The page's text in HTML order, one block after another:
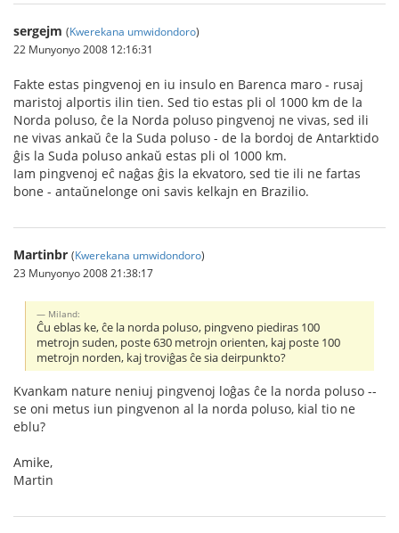
sergejm (Kwerekana umwidondoro)
22 Munyonyo 2008 12:16:31
Fakte estas pingvenoj en iu insulo en Barenca maro - rusaj
maristoj alportis ilin tien. Sed tio estas pli ol 1000 km de la
Norda poluso, ĉe la Norda poluso pingvenoj ne vivas, sed ili
ne vivas ankaŭ ĉe la Suda poluso - de la bordoj de Antarktido
ĝis la Suda poluso ankaŭ estas pli ol 1000 km.
Iam pingvenoj eĉ naĝas ĝis la ekvatoro, sed tie ili ne fartas
bone - antaŭnelonge oni savis kelkajn en Brazilio.
Martinbr (Kwerekana umwidondoro)
23 Munyonyo 2008 21:38:17
Miland:
Ĉu eblas ke, ĉe la norda poluso, pingveno piediras 100
metrojn suden, poste 630 metrojn orienten, kaj poste 100
metrojn norden, kaj troviĝas ĉe sia deirpunkto?
Kvankam nature neniuj pingvenoj loĝas ĉe la norda poluso --
se oni metus iun pingvenon al la norda poluso, kial tio ne
eblu?
Amike,
Martin